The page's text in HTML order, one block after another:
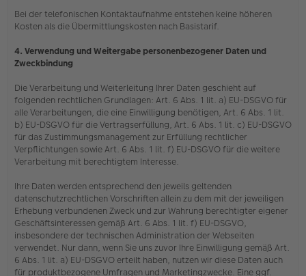
Bei der telefonischen Kontaktaufnahme entstehen keine höheren
Kosten als die Übermittlungskosten nach Basistarif.
4. Verwendung und Weitergabe personenbezogener Daten und
Zweckbindung
Die Verarbeitung und Weiterleitung Ihrer Daten geschieht auf
folgenden rechtlichen Grundlagen: Art. 6 Abs. 1 lit. a) EU-DSGVO für
alle Verarbeitungen, die eine Einwilligung benötigen, Art. 6 Abs. 1 lit.
b) EU-DSGVO für die Vertragserfüllung, Art. 6 Abs. 1 lit. c) EU-DSGVO
für das Zustimmungsmanagement zur Erfüllung rechtlicher
Verpflichtungen sowie Art. 6 Abs. 1 lit. f) EU-DSGVO für die weitere
Verarbeitung mit berechtigtem Interesse.
Ihre Daten werden entsprechend den jeweils geltenden
datenschutzrechtlichen Vorschriften allein zu dem mit der jeweiligen
Erhebung verbundenen Zweck und zur Wahrung berechtigter eigener
Geschäftsinteressen gemäß Art. 6 Abs. 1 lit. f) EU-DSGVO,
insbesondere der technischen Administration der Webseiten
verwendet. Nur dann, wenn Sie uns zuvor Ihre Einwilligung gemäß Art.
6 Abs. 1 lit. a) EU-DSGVO erteilt haben, nutzen wir diese Daten auch
für produktbezogene Umfragen und Marketingzwecke. Eine ggf.